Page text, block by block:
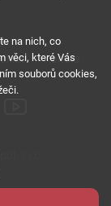
Kariéra
s r.o.
na nich, co
věci, které Vás
souborů cookies,